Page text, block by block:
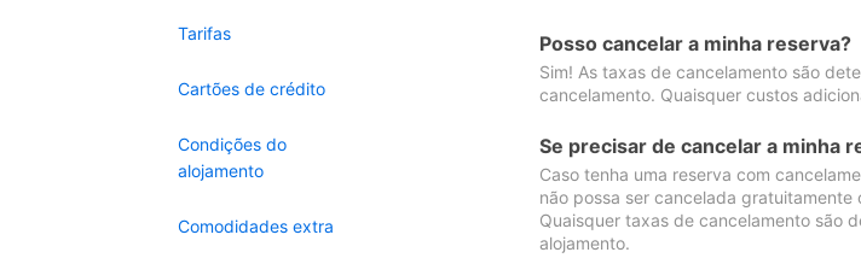
Tarifas
Cartões de crédito
Condições do
alojamento
Comodidades extra
Posso cancelar a minha reserva?
Sim! As taxas de cancelamento são
cancelamento. Quaisquer custos
Se precisar de cancelar a minha
Caso tenha uma reserva com
não possa ser cancelada
Quaisquer taxas de cancelamento são
alojamento.